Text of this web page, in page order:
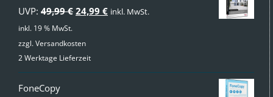
UVP: 49,99€ Ursprünglicher
war:
24,99 €Aktueller
inkl. MwSt.
inkl. 19 % MwSt.
zzgl.Versandkosten
2 Werktage Lieferzeit
FoneCopy